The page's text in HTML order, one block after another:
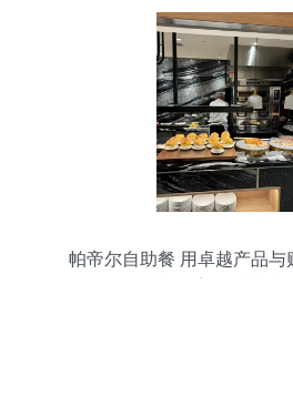
帕帝尔自助餐 用卓越产品与